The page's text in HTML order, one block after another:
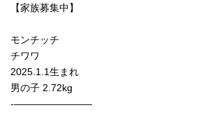
【家族募集中】
モンチッチ
チワワ
2025.1.1生まれ
男の子 2.72kg
-————————